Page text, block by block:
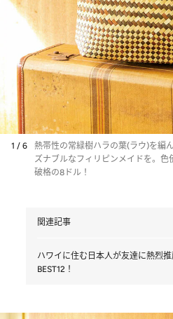
1 / 6
熱帯性の常緑樹ハラの葉(ラウ)を編
ズナブルなフィリピンメイドを。
破格の8ドル！
関連記事
ハワイに住む日本人が友達に熱烈
BEST12！